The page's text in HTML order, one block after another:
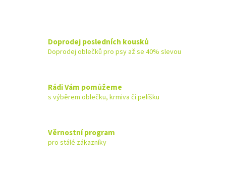
Doprodej posledních kousků
Doprodej oblečků pro psy až se 40% slevou
Rádi Vám pomůžeme
s výběrem oblečku, krmiva či pelíšku
Věrnostní program
pro stálé zákazníky